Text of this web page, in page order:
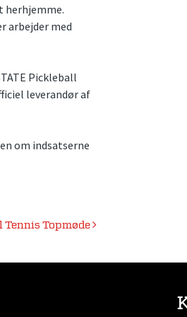
arbejder med
Pickleball
leverandør af
om indsatserne
Tennis Topmøde